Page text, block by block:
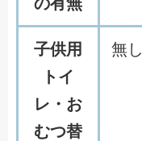
子供用
トイ
レ・お
むつ替
無し